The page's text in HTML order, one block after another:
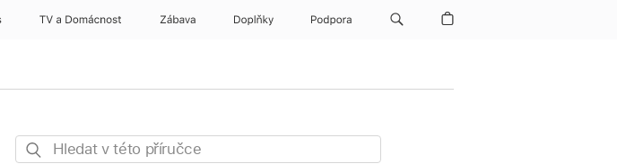
TV a Domácnost Zábava Doplňky Podpora
Hledat